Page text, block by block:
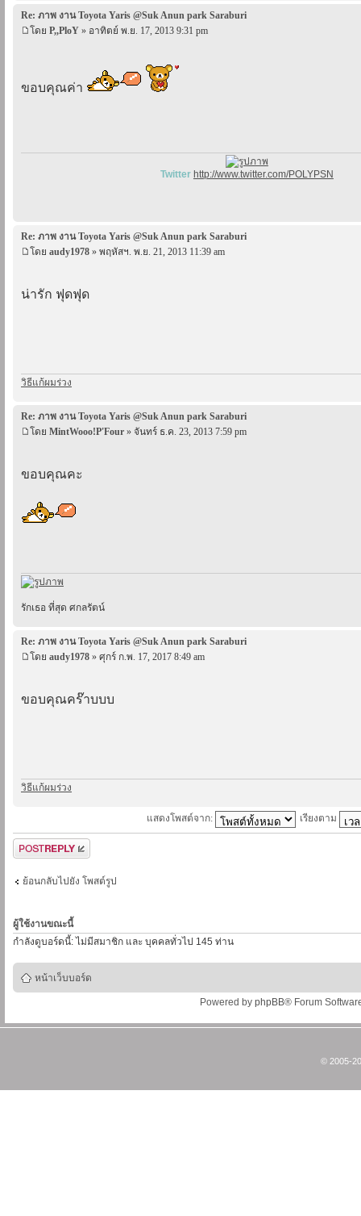
Re: ภาพ งาน Toyota Yaris @Suk Anun park Saraburi
โดย P,,PloY » อาทิตย์ พ.ย. 17, 2013 9:31 pm
ขอบคุณค่า
Twitter http://www.twitter.com/POLYPSN
Re: ภาพ งาน Toyota Yaris @Suk Anun park Saraburi
โดย audy1978 » พฤหัสฯ. พ.ย. 21, 2013 11:39 am
น่ารัก ฟุดฟุด
วิธีแก้ผมร่วง
Re: ภาพ งาน Toyota Yaris @Suk Anun park Saraburi
โดย MintWooo!P'Four » จันทร์ ธ.ค. 23, 2013 7:59 pm
ขอบคุณคะ
รักเธอ ที่สุด ศกลรัตน์
Re: ภาพ งาน Toyota Yaris @Suk Anun park Saraburi
โดย audy1978 » ศุกร์ ก.พ. 17, 2017 8:49 am
ขอบคุณคร๊าบบบ
วิธีแก้ผมร่วง
แสดงโพสต์จาก: เรียงตาม
ตอบกระทู้
ย้อนกลับไปยัง โพสต์รูป
ผู้ใช้งานขณะนี้
กำลังดูบอร์ดนี้: ไม่มีสมาชิก และ บุคคลทั่วไป 145 ท่าน
หน้าเว็บบอร์ด
Powered by phpBB® Forum
© 2005-